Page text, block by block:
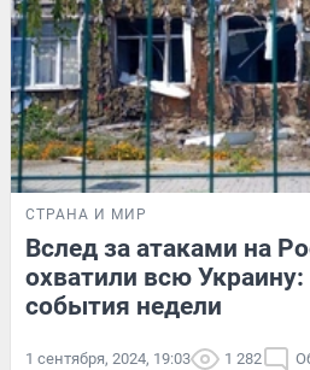
СТРАНА И МИР
Вслед за атаками на
охватили всю
события недели
1 сентября, 2024, 19:03 1 282